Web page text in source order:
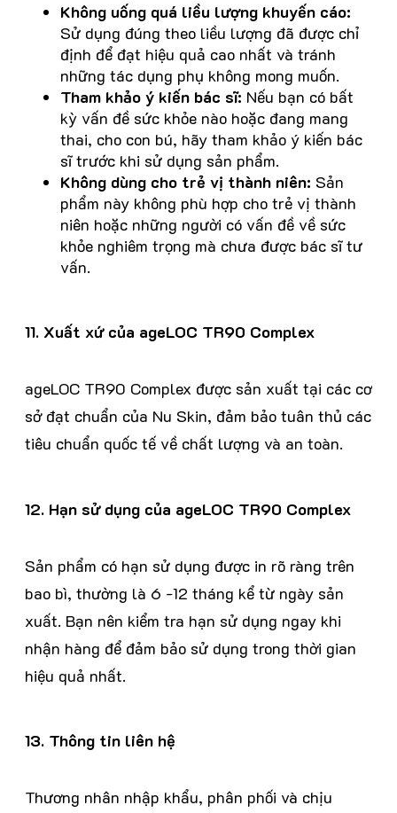
Không uống quá liều lượng khuyến cáo:
Sử dụng đúng theo liều lượng đã được chỉ
định để đạt hiệu quả cao nhất và tránh
những tác dụng phụ không mong muốn.
Tham khảo ý kiến bác sĩ: Nếu bạn có bất
kỳ vấn đề sức khỏe nào hoặc đang mang
thai, cho con bú, hãy tham khảo ý kiến bác
sĩ trước khi sử dụng sản phẩm.
Không dùng cho trẻ vị thành niên: Sản
phẩm này không phù hợp cho trẻ vị thành
niên hoặc những người có vấn đề về sức
khỏe nghiêm trọng mà chưa được bác sĩ tư
vấn.
11. Xuất xứ của ageLOC TR90 Complex
ageLOC TR90 Complex được sản xuất tại các cơ
sở đạt chuẩn của Nu Skin, đảm bảo tuân thủ các
tiêu chuẩn quốc tế về chất lượng và an toàn.
12. Hạn sử dụng của ageLOC TR90 Complex
Sản phẩm có hạn sử dụng được in rõ ràng trên
bao bì, thường là 6 -12 tháng kể từ ngày sản
xuất. Bạn nên kiểm tra hạn sử dụng ngay khi
nhận hàng để đảm bảo sử dụng trong thời gian
hiệu quả nhất.
13. Thông tin liên hệ
Thương nhân nhập khẩu, phân phối và chịu